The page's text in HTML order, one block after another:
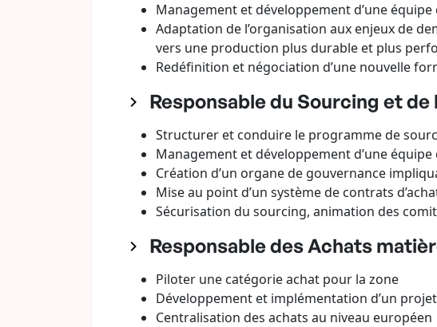
Management et développement d’une équipe
Adaptation de l’organisation aux enjeux de
vers une production plus durable et plus
Redéfinition et négociation d’une nouvelle
Responsable du Sourcing et
Structurer et conduire le programme de
Management et développement d’une équipe
Création d’un organe de gouvernance
Mise au point d’un système de contrats
Sécurisation du sourcing, animation des
Responsable des Achats
Piloter une catégorie achat pour la zone
Développement et implémentation d’un
Centralisation des achats au niveau européen